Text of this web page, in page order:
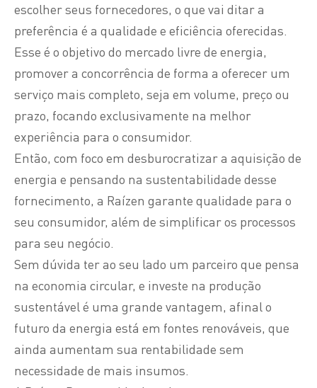
escolher seus fornecedores, o que vai ditar a
preferência é a qualidade e eficiência oferecidas.
Esse é o objetivo do mercado livre de energia,
promover a concorrência de forma a oferecer um
serviço mais completo, seja em volume, preço ou
prazo, focando exclusivamente na melhor
experiência para o consumidor.
Então, com foco em desburocratizar a aquisição de
energia e pensando na sustentabilidade desse
fornecimento, a Raízen garante qualidade para o
seu consumidor, além de simplificar os processos
para seu negócio.
Sem dúvida ter ao seu lado um parceiro que pensa
na economia circular, e investe na produção
sustentável é uma grande vantagem, afinal o
futuro da energia está em fontes renováveis, que
ainda aumentam sua rentabilidade sem
necessidade de mais insumos.